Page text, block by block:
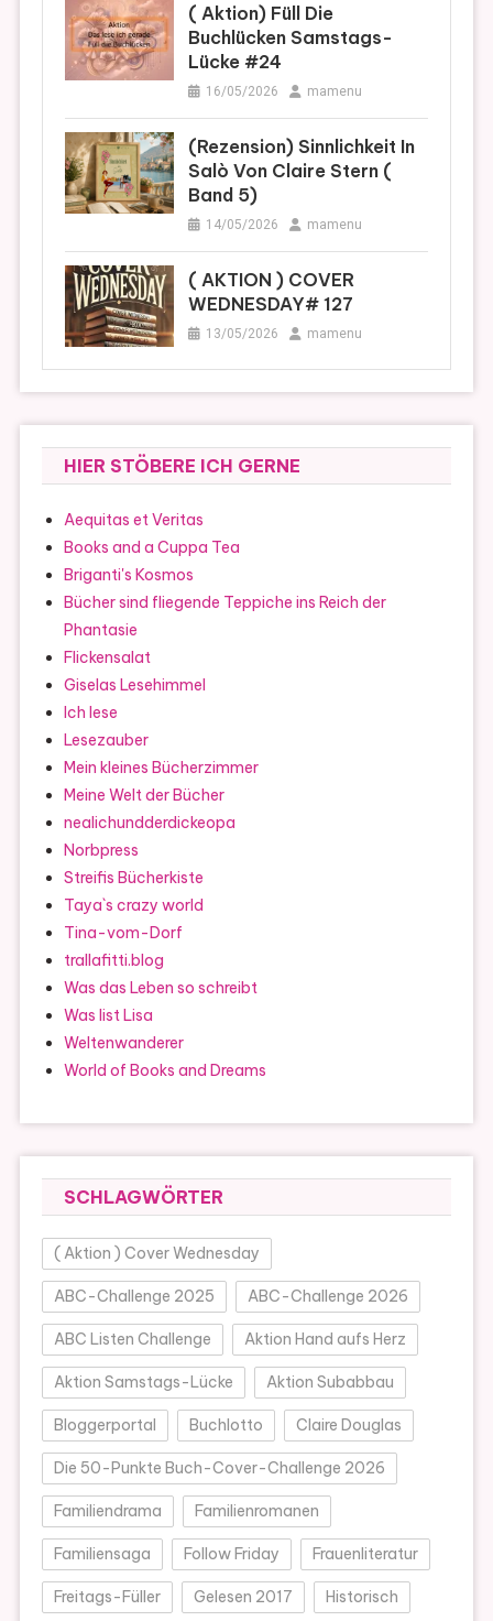
( Aktion) Füll Die
Buchlücken Samstags-
Lücke #24
16/05/2026 mamenu
(Rezension) Sinnlichkeit In
Salò Von Claire Stern (
Band 5)
14/05/2026 mamenu
( AKTION ) COVER
WEDNESDAY# 127
13/05/2026 mamenu
HIER STÖBERE ICH GERNE
Aequitas et Veritas
Books and a Cuppa Tea
Briganti's Kosmos
Bücher sind fliegende Teppiche ins Reich der
Phantasie
Flickensalat
Giselas Lesehimmel
Ich lese
Lesezauber
Mein kleines Bücherzimmer
Meine Welt der Bücher
nealichundderdickeopa
Norbpress
Streifis Bücherkiste
Taya`s crazy world
Tina-vom-Dorf
trallafitti.blog
Was das Leben so schreibt
Was list Lisa
Weltenwanderer
World of Books and Dreams
SCHLAGWÖRTER
( Aktion ) Cover Wednesday
ABC-Challenge 2025 ABC-Challenge 2026
ABC Listen Challenge Aktion Hand aufs Herz
Aktion Samstags-Lücke Aktion Subabbau
Bloggerportal Buchlotto Claire Douglas
Die 50-Punkte Buch-Cover-Challenge 2026
Familiendrama Familienromanen
Familiensaga Follow Friday Frauenliteratur
Freitags-Füller Gelesen 2017 Historisch